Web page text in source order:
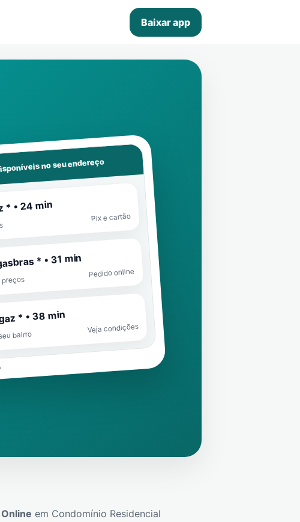
Baixar app
no seu endereço
* • 24 min
Pix e cartão
* • 31 min
Pedido online
* • 38 min
bairro
Veja condições
em Condomínio Residencial